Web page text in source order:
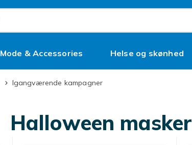
Mode & Accessories Helse og skønhed
Igangværende kampagner
Halloween masker